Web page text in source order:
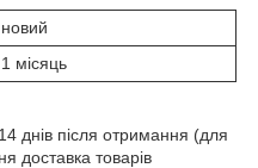
новий
1 місяць
днів після отримання (для
доставка товарів